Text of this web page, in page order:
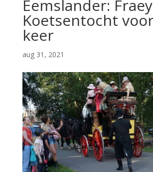
Eemslander:
Koetsentocht
keer
aug 31, 2021